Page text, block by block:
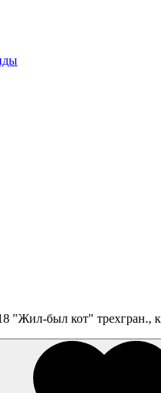
"Жил-был кот" трехгран.,